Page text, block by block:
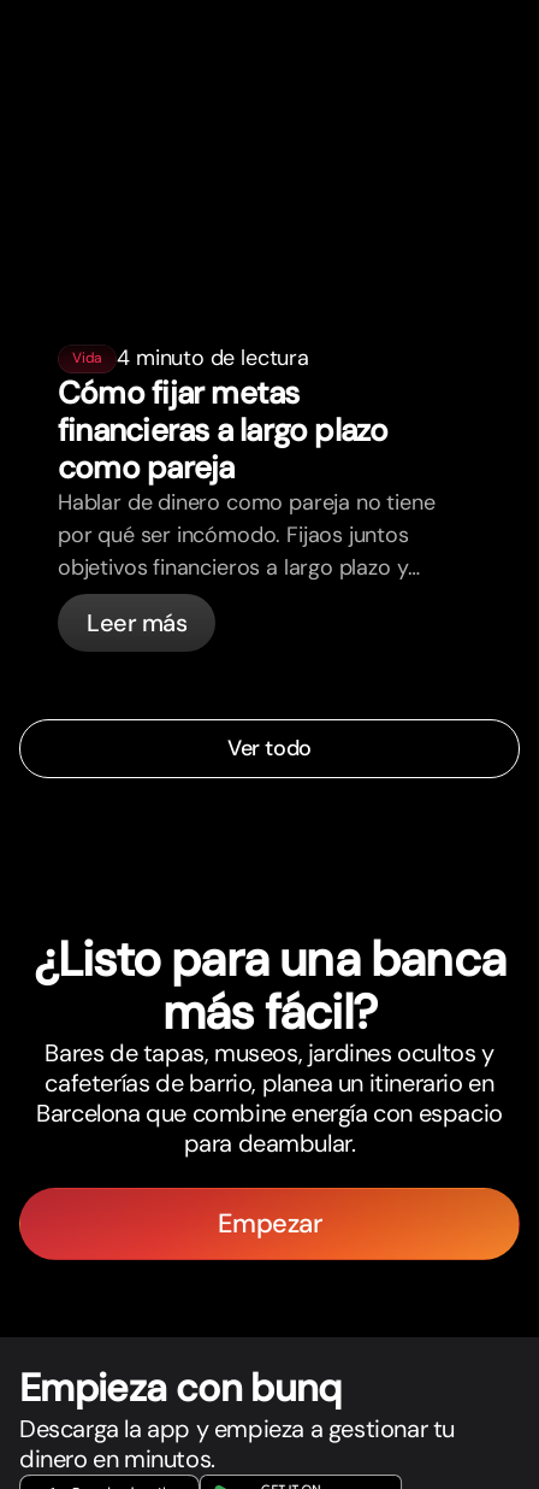
Vida 4 minuto de lectura
Cómo fijar metas
financieras a largo plazo
como pareja
Hablar de dinero como pareja no tiene
por qué ser incómodo. Fijaos juntos
objetivos financieros a largo plazo y
sentios más alineados.
Leer más
Ver todo
¿Listo para una banca
más fácil?
Bares de tapas, museos, jardines ocultos y
cafeterías de barrio, planea un itinerario en
Barcelona que combine energía con espacio
para deambular.
Empezar
Empieza con bunq
Descarga la app y empieza a gestionar tu
dinero en minutos.